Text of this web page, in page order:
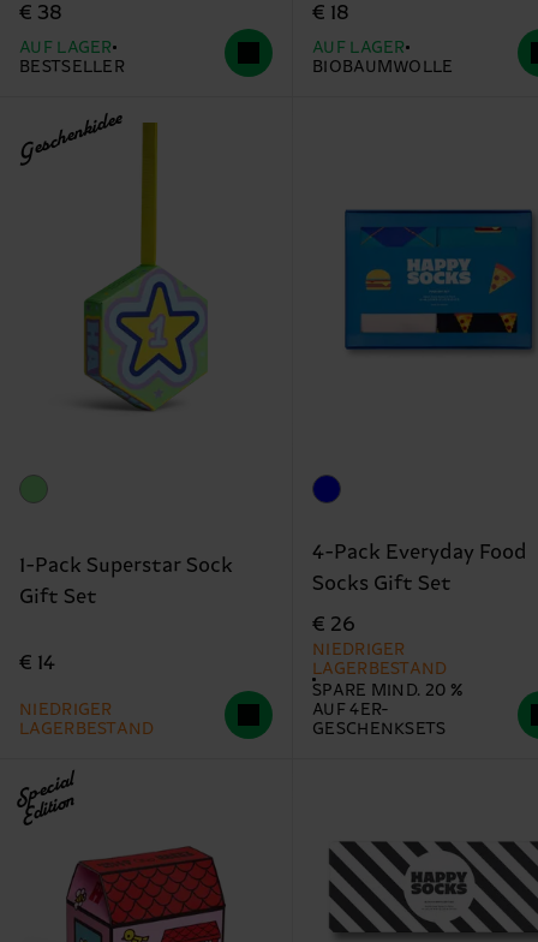
€ 38
AUF LAGER
BESTSELLER
€ 18
AUF LAGER
BIOBAUMWOLLE
Geschenkidee
1-Pack Superstar Sock
Gift Set
€ 14
NIEDRIGER
LAGERBESTAND
4-Pack Everyday Food
Socks Gift Set
€ 26
NIEDRIGER
LAGERBESTAND
SPARE MIND. 20 %
AUF 4ER-
GESCHENKSETS
Special
Edition